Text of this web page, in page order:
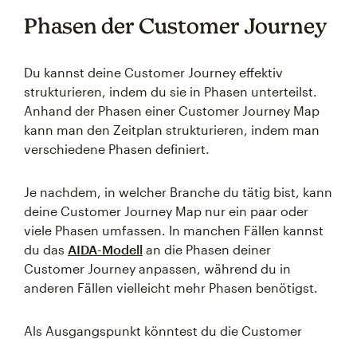
Phasen der Customer Journey
Du kannst deine Customer Journey effektiv
strukturieren, indem du sie in Phasen unterteilst.
Anhand der Phasen einer Customer Journey Map
kann man den Zeitplan strukturieren, indem man
verschiedene Phasen definiert.
Je nachdem, in welcher Branche du tätig bist, kann
deine Customer Journey Map nur ein paar oder
viele Phasen umfassen. In manchen Fällen kannst
du das AIDA-Modell an die Phasen deiner
Customer Journey anpassen, während du in
anderen Fällen vielleicht mehr Phasen benötigst.
Als Ausgangspunkt könntest du die Customer